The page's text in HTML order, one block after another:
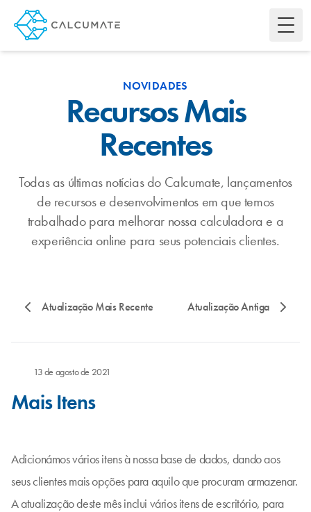
NOVIDADES
Recursos Mais
Recentes
Todas as últimas notícias do Calcumate, lançamentos
de recursos e desenvolvimentos em que temos
trabalhado para melhorar nossa calculadora e a
experiência online para seus potenciais clientes.
Atualização Mais Recente Atualização Antiga
13 de agosto de 2021
Mais Itens
Adicionámos vários itens à nossa base de dados, dando aos
seus clientes mais opções para aquilo que procuram armazenar.
A atualização deste mês inclui vários itens de escritório, para